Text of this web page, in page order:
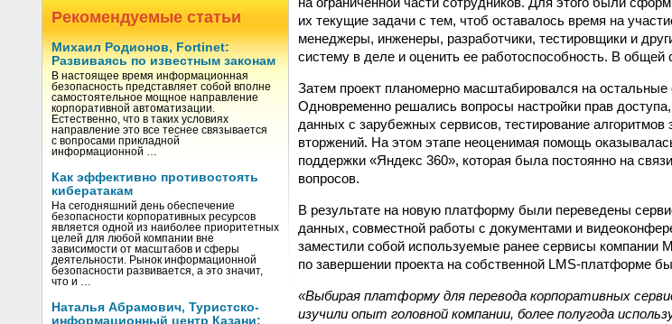
Рекомендуемые статьи
Михаил Родионов, Fortinet:
Развиваясь по известным законам
В настоящее время информационная
безопасность представляет собой вполне
самостоятельное мощное направление
корпоративной автоматизации.
Естественно, что в таких условиях
направление это все теснее связывается
с вопросами прикладной
информационной …
Как эффективно противостоять
кибератакам
На сегодняшний день обеспечение
безопасности корпоративных ресурсов
является одной из наиболее приоритетных
целей для любой компании вне
зависимости от масштабов и сферы
деятельности. Рынок информационной
безопасности развивается, а это значит,
что и …
Наталья Абрамович, Туристско-
информационный центр Казани:
их текущие задачи с тем, чтоб оставалось время на
менеджеры, инженеры, разработчики, тестировщики и
систему в деле и оценить ее работоспособность. В общей
Затем проект планомерно масштабировался на
Одновременно решались вопросы настройки прав
данных с зарубежных сервисов, тестирование
вторжений. На этом этапе неоценимая помощь
поддержки «Яндекс 360», которая была постоянно на
вопросов.
В результате на новую платформу были переведены
данных, совместной работы с документами и
заместили собой используемые ранее сервисы компании
по завершении проекта на собственной LMS-платформе
«Выбирая платформу для перевода корпоративных
изучили опыт головной компании, более полугода